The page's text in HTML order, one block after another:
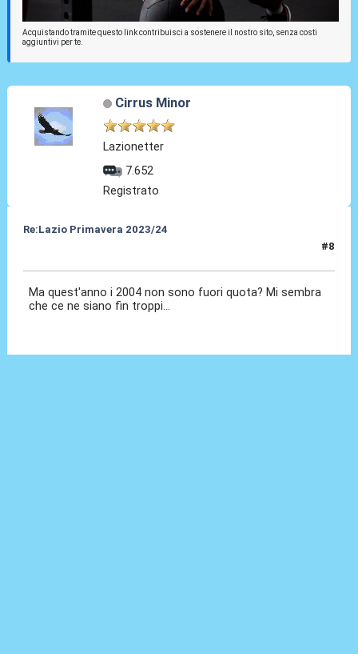
Acquistando tramite questo link contribuisci a sostenere il nostro sito, senza costi
aggiuntivi per te.
Cirrus Minor
Lazionetter
7.652
Registrato
Re:Lazio Primavera 2023/24
#8
Ma quest'anno i 2004 non sono fuori quota? Mi sembra
che ce ne siano fin troppi...